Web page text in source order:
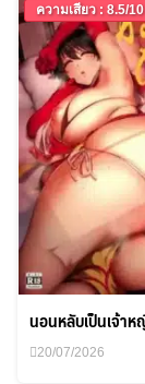
ความเสียว : 8.5/10
นอนหลับเป็นเจ้า
20/07/2026